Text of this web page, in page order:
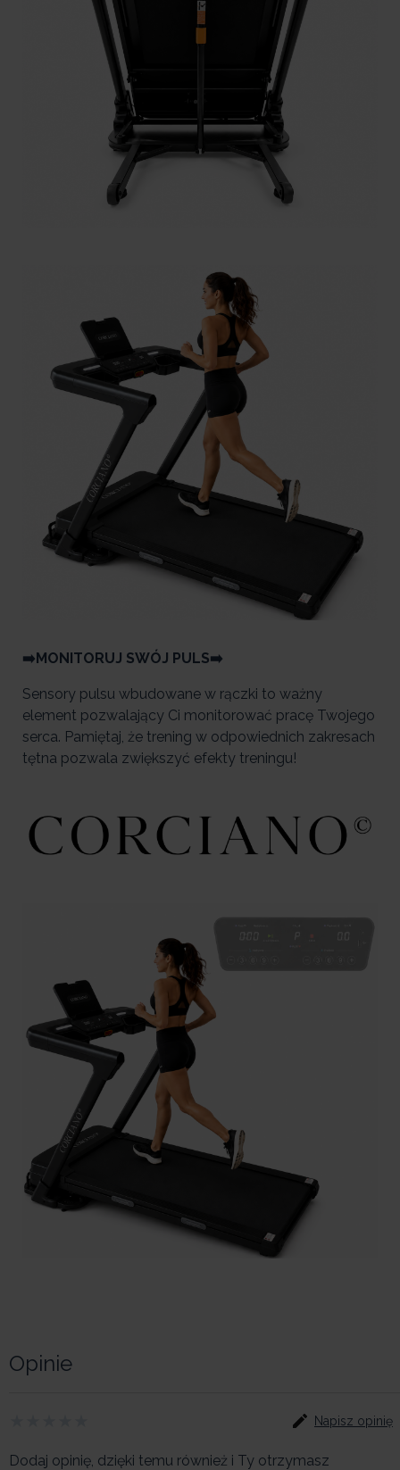
➡️MONITORUJ SWÓJ PULS➡️
Sensory pulsu wbudowane w rączki to ważny
element pozwalający Ci monitorować pracę Twojego
serca. Pamiętaj, że trening w odpowiednich zakresach
tętna pozwala zwiększyć efekty treningu!
Opinie
Napisz opinię
Dodaj opinię, dzięki temu również i Ty otrzymasz